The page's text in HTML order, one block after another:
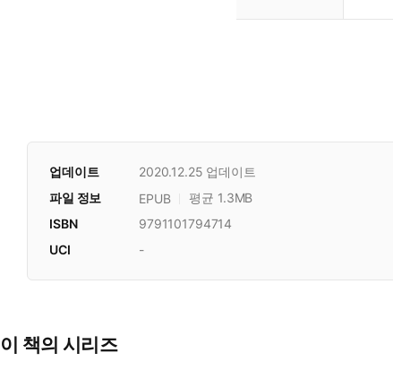
업데이트 2020.12.25 업데이트
파일 정보 EPUB
평균 1.3MB
ISBN
9791101794714
UCI
-
이 책의 시리즈